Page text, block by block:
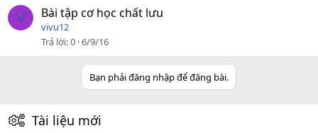
V Bài tập cơ học chất lưu
vivu12
Trả lời 0 6/9/16
Bạn phải đăng nhập để đăng bài.
Tài liệu mới